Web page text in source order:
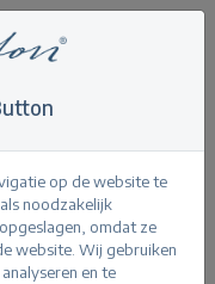
op de website te
noodzakelijk
omdat ze
website. Wij gebruiken
en te